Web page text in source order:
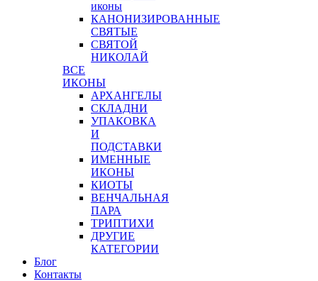
иконы
КАНОНИЗИРОВАННЫЕ
СВЯТЫЕ
СВЯТОЙ
НИКОЛАЙ
ВСЕ
ИКОНЫ
АРХАНГЕЛЫ
СКЛАДНИ
УПАКОВКА
И
ПОДСТАВКИ
ИМЕННЫЕ
ИКОНЫ
КИОТЫ
ВЕНЧАЛЬНАЯ
ПАРА
ТРИПТИХИ
ДРУГИЕ
КАТЕГОРИИ
Блог
Контакты